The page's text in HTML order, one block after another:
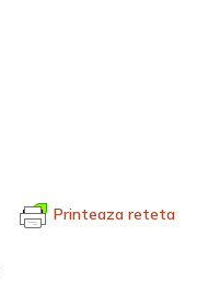
Printeaza reteta